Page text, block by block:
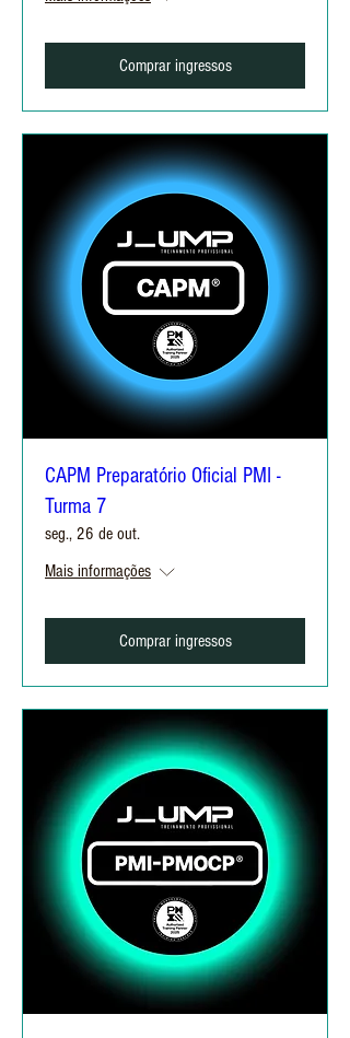
Comprar ingressos
CAPM Preparatório Oficial PMI -
Turma 7
seg., 26 de out.
Mais informações
Comprar ingressos